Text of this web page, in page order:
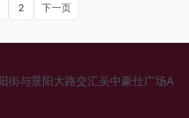
2 下一页
街与景阳大路交汇吴中豪仕广场A